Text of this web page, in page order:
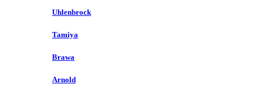
Uhlenbrock
Tamiya
Brawa
Arnold